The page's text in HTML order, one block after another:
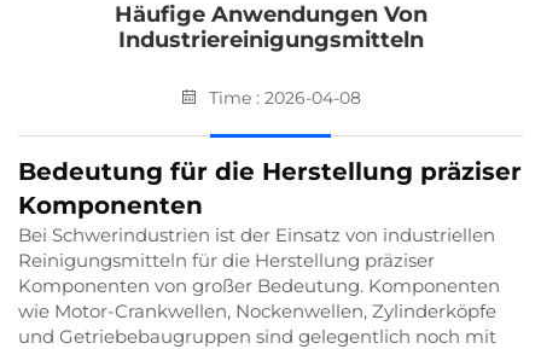
Häufige Anwendungen Von
Industriereinigungsmitteln
Time : 2026-04-08
Bedeutung für die Herstellung präziser
Komponenten
Bei Schwerindustrien ist der Einsatz von industriellen
Reinigungsmitteln für die Herstellung präziser
Komponenten von großer Bedeutung. Komponenten
wie Motor-Crankwellen, Nockenwellen, Zylinderköpfe
und Getriebebaugruppen sind gelegentlich noch mit